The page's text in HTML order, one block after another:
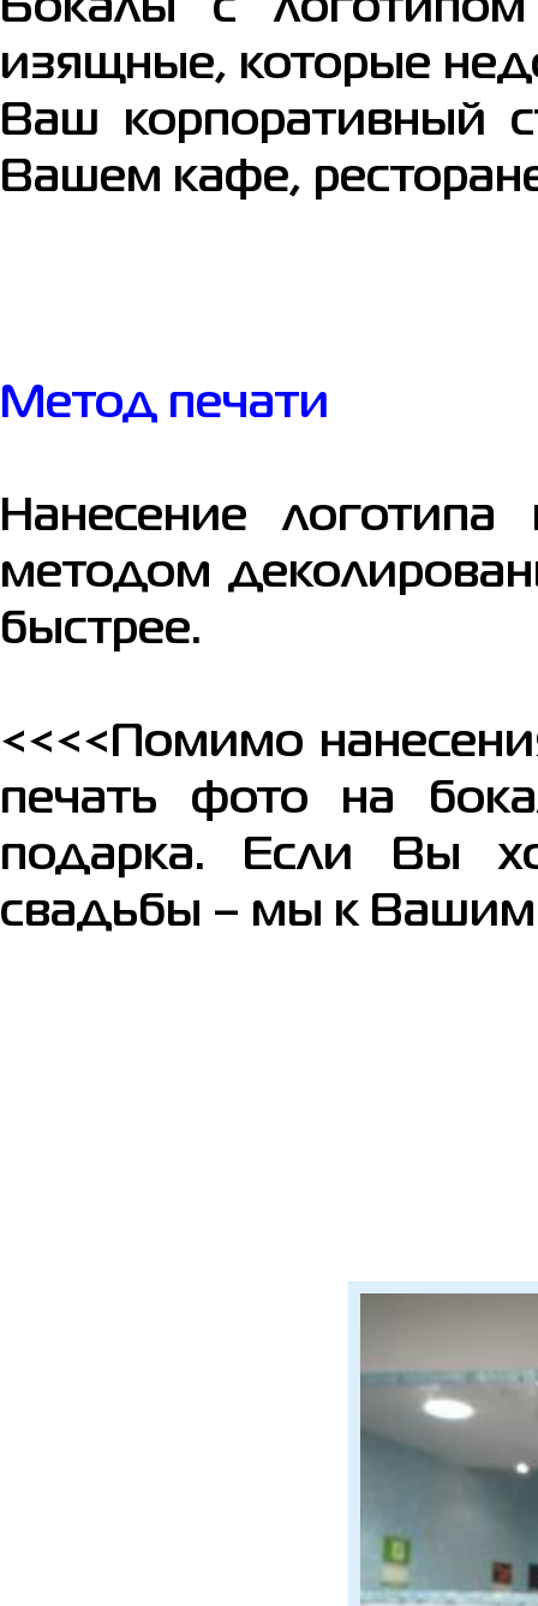
Бокалы с
изящные, которые
Ваш корпоративный
Вашем кафе,
Метод печати
Нанесение
методом
быстрее.
<<<<Помимо
печать фото на
подарка. Если Вы
свадьбы – мы к Вашим